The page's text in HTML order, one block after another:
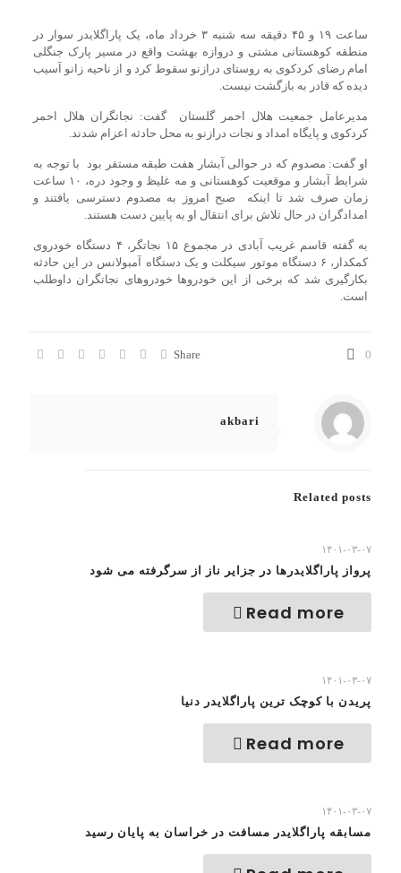
ساعت ۱۹ و ۴۵ دقیقه سه شنبه ۳ خرداد ماه، یک پاراگلایدر سوار در
منطقه کوهستانی مشتی و دروازه بهشت واقع در مسیر پارک جنگلی
امام رضای کردکوی به روستای درازنو سقوط کرد و از ناحیه زانو آسیب
دیده که قادر به بازگشت نیست.
مدیرعامل جمعیت هلال احمر گلستان گفت: نجاتگران هلال احمر
کردکوی و پایگاه امداد و نجات درازنو به محل حادثه اعزام شدند.
او گفت: مصدوم که در حوالی آبشار هفت طبقه مستقر بود با توجه به
شرایط آبشار و موقعیت کوهستانی و مه غلیظ و وجود دره، ۱۰ ساعت
زمان صرف شد تا اینکه صبح امروز به مصدوم دسترسی یافتند و
امدادگران در حال تلاش برای انتقال او به پایین دست هستند.
به گفته قاسم غریب آبادی در مجموع ۱۵ نجاتگر، ۴ دستگاه خودروی
کمکدار، ۶ دستگاه موتور سیکلت و یک دستگاه آمبولانس در این حادثه
بکارگیری شد که برخی از این خودرو‌ها خودرو‌های نجاتگران داوطلب
است.
Share 0
akbari
Related posts
۱۴۰۱-۰۳-۰۷
پرواز پاراگلایدرها در جزایر ناز از سرگرفته می شود
Read more
۱۴۰۱-۰۳-۰۷
پریدن با کوچک ترین پاراگلایدر دنیا
Read more
۱۴۰۱-۰۳-۰۷
مسابقه پاراگلایدر مسافت در خراسان به پایان رسید